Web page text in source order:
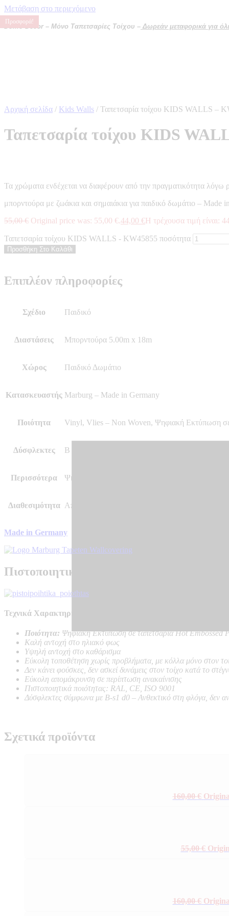
Μετάβαση στο περιεχόμενο
Domo Decor – Μόνο Ταπετσαρίες Τοίχου – Δωρεάν μεταφορικά για
Αρχική σελίδα / Kids Walls / Ταπετσαρία τοίχου KIDS WALLS –
Ταπετσαρία τοίχου KIDS
Τα χρώματα ενδέχεται να διαφέρουν από την πραγματικότητα λόγω
μπορντούρα με ζωάκια και σημαιάκια για παιδικό δωμάτιο – Made
55,00€ Original price was: 55,00 €.44,00 €Η τρέχουσα τιμή είναι:
Ταπετσαρία τοίχου KIDS WALLS - KW45855 ποσότητα
Προσθήκη Στο Καλάθι
Επιπλέον πληροφορίες
Σχέδιο Παιδικό
Διαστάσεις Μπορντούρα 5.00m x 18m
Χώρος Παιδικό Δωμάτιο
Κατασκευαστής Marburg – Made in Germany
Ποιότητα Vinyl, Vlies – Non Woven, Ψηφιακή Εκτύπωση σε
Δύσφλεκτες B – s1 d0
Περισσότερα Ψηφιακή Εκτύπωση/Θεματική Ταπετσαρία
Διαθεσιμότητα Αποστολή σε 7 – 10 μέρες
Made in Germany
Πιστοποιητικά Ποιότητας
Τεχνικά Χαρακτηριστικά Προϊόντος:
Ποιότητα: Ψηφιακή Εκτύπωση σε ταπετσαρία Hot Embossed
Καλή αντοχή στο ηλιακό φως
Υψηλή αντοχή στο καθάρισμα
Εύκολη τοποθέτηση χωρίς προβλήματα, με κόλλα μόνο στον
Δεν κάνει φούσκες, δεν ασκεί δυνάμεις στον τοίχο κατά το
Εύκολη απομάκρυνση σε περίπτωση ανακαίνισης
Πιστοποιητικά ποιότητας: RAL, CE, ISO 9001
Δύσφλεκτες σύμφωνα με B-s1 d0 – Ανθεκτικό στη φλόγα, δεν
Σχετικά προϊόντα
Προσφορά!
160,00€
Προσφορά!
55,00€
Προσφορά!
160,00€
Προσφορά!